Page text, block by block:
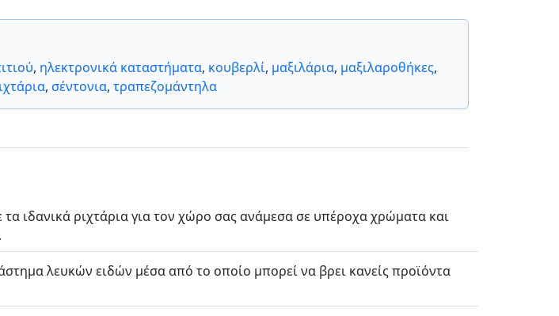
, ηλεκτρονικά καταστήματα, κουβερλί, μαξιλάρια, μαξιλαροθήκες,
, σέντονια, τραπεζομάντηλα
τα ιδανικά ριχτάρια για τον χώρο σας ανάμεσα σε υπέροχα χρώματα και
λευκών ειδών μέσα από το οποίο μπορεί να βρει κανείς προϊόντα